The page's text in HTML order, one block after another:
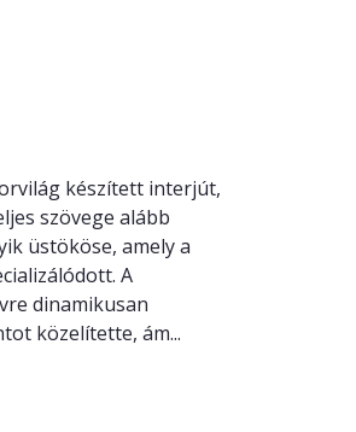
készített interjút,
szövege alább
üstököse, amely a
A
dinamikusan
közelítette, ám...